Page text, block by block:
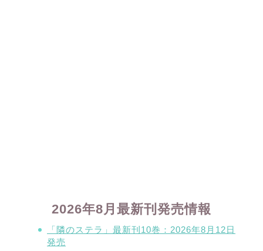
2026年8月最新刊発売情報
「隣のステラ」最新刊10巻：2026年8月12日
発売